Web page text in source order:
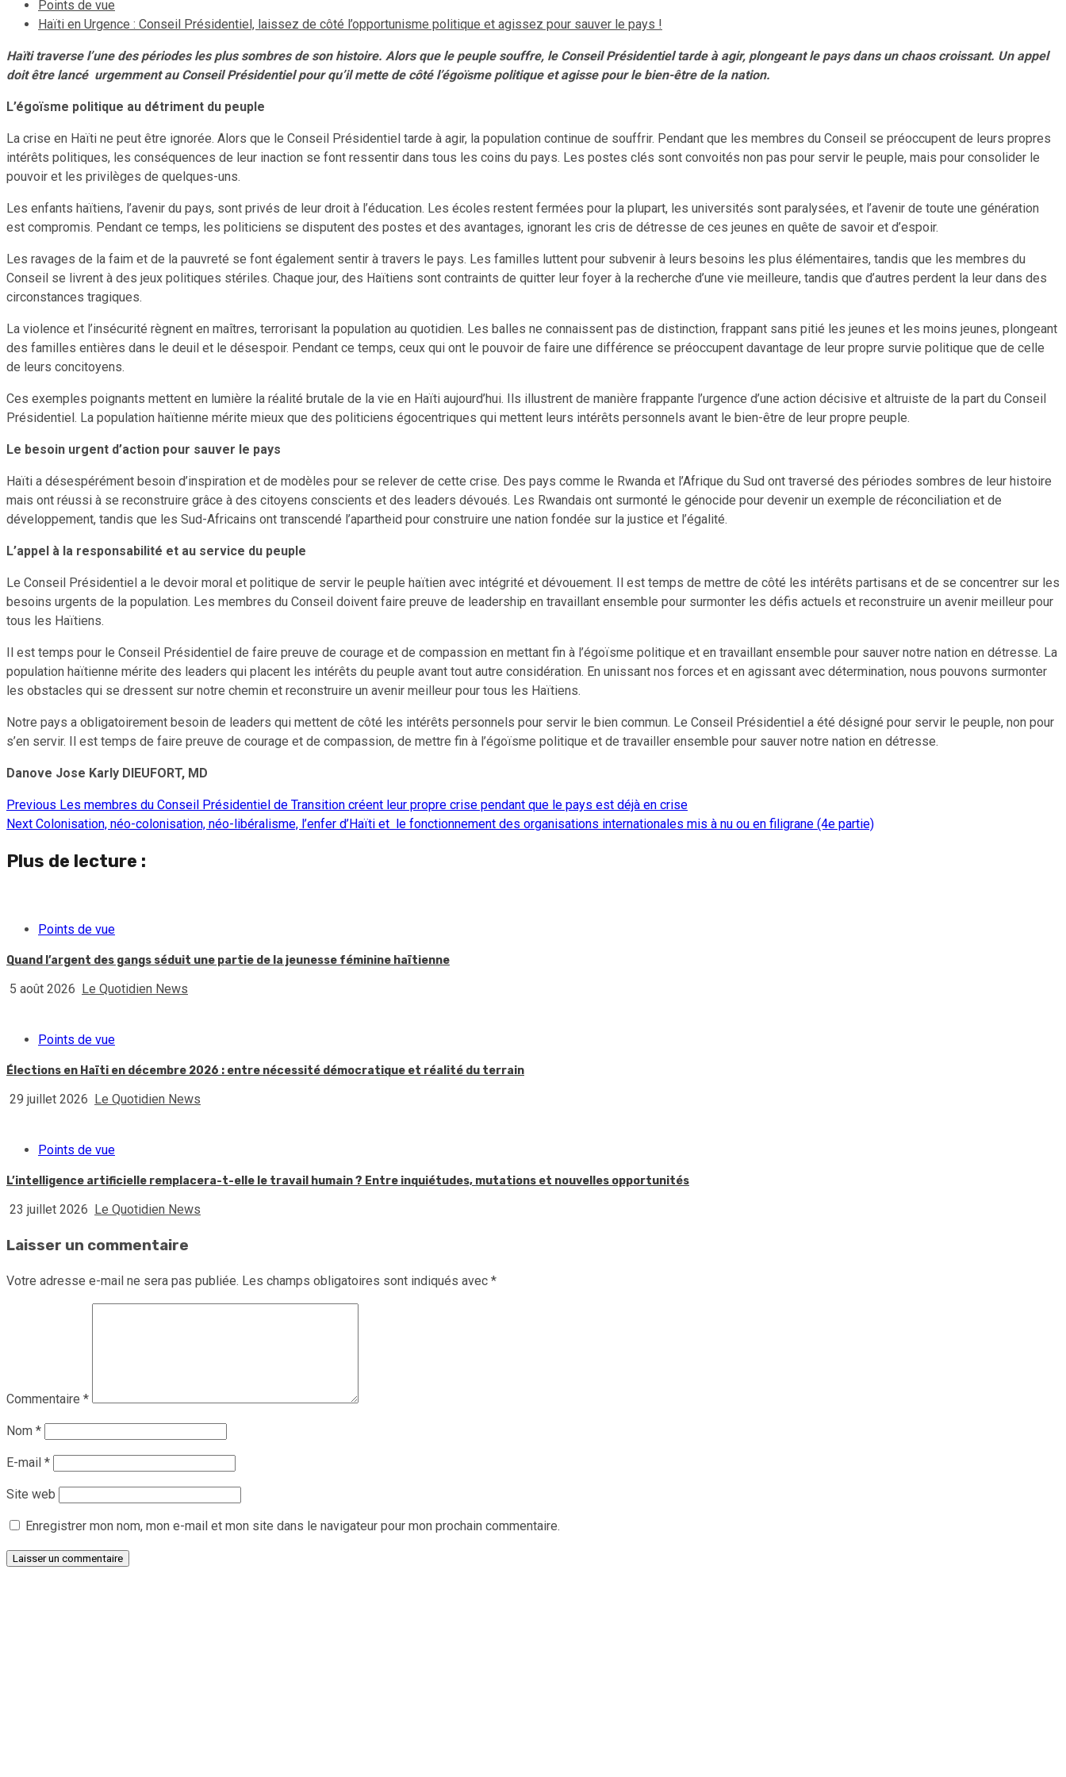
Points de vue
Haïti en Urgence : Conseil Présidentiel, laissez de côté l’opportunisme politique et agissez pour sauver le pays !
Haïti traverse l’une des périodes les plus sombres de son histoire. Alors que le peuple souffre, le Conseil Présidentiel tarde à agir, plongeant le pays dans un chaos croissant. Un appel
doit être lancé urgemment au Conseil Présidentiel pour qu’il mette de côté l’égoïsme politique et agisse pour le bien-être de la nation.
L’égoïsme politique au détriment du peuple
La crise en Haïti ne peut être ignorée. Alors que le Conseil Présidentiel tarde à agir, la population continue de souffrir. Pendant que les membres du Conseil se préoccupent de leurs propres
intérêts politiques, les conséquences de leur inaction se font ressentir dans tous les coins du pays. Les postes clés sont convoités non pas pour servir le peuple, mais pour consolider le
pouvoir et les privilèges de quelques-uns.
Les enfants haïtiens, l’avenir du pays, sont privés de leur droit à l’éducation. Les écoles restent fermées pour la plupart, les universités sont paralysées, et l’avenir de toute une génération
est compromis. Pendant ce temps, les politiciens se disputent des postes et des avantages, ignorant les cris de détresse de ces jeunes en quête de savoir et d’espoir.
Les ravages de la faim et de la pauvreté se font également sentir à travers le pays. Les familles luttent pour subvenir à leurs besoins les plus élémentaires, tandis que les membres du
Conseil se livrent à des jeux politiques stériles. Chaque jour, des Haïtiens sont contraints de quitter leur foyer à la recherche d’une vie meilleure, tandis que d’autres perdent la leur dans des
circonstances tragiques.
La violence et l’insécurité règnent en maîtres, terrorisant la population au quotidien. Les balles ne connaissent pas de distinction, frappant sans pitié les jeunes et les moins jeunes, plongeant
des familles entières dans le deuil et le désespoir. Pendant ce temps, ceux qui ont le pouvoir de faire une différence se préoccupent davantage de leur propre survie politique que de celle
de leurs concitoyens.
Ces exemples poignants mettent en lumière la réalité brutale de la vie en Haïti aujourd’hui. Ils illustrent de manière frappante l’urgence d’une action décisive et altruiste de la part du Conseil
Présidentiel. La population haïtienne mérite mieux que des politiciens égocentriques qui mettent leurs intérêts personnels avant le bien-être de leur propre peuple.
Le besoin urgent d’action pour sauver le pays
Haïti a désespérément besoin d’inspiration et de modèles pour se relever de cette crise. Des pays comme le Rwanda et l’Afrique du Sud ont traversé des périodes sombres de leur histoire
mais ont réussi à se reconstruire grâce à des citoyens conscients et des leaders dévoués. Les Rwandais ont surmonté le génocide pour devenir un exemple de réconciliation et de
développement, tandis que les Sud-Africains ont transcendé l’apartheid pour construire une nation fondée sur la justice et l’égalité.
L’appel à la responsabilité et au service du peuple
Le Conseil Présidentiel a le devoir moral et politique de servir le peuple haïtien avec intégrité et dévouement. Il est temps de mettre de côté les intérêts partisans et de se concentrer sur les
besoins urgents de la population. Les membres du Conseil doivent faire preuve de leadership en travaillant ensemble pour surmonter les défis actuels et reconstruire un avenir meilleur pour
tous les Haïtiens.
Il est temps pour le Conseil Présidentiel de faire preuve de courage et de compassion en mettant fin à l’égoïsme politique et en travaillant ensemble pour sauver notre nation en détresse. La
population haïtienne mérite des leaders qui placent les intérêts du peuple avant tout autre considération. En unissant nos forces et en agissant avec détermination, nous pouvons surmonter
les obstacles qui se dressent sur notre chemin et reconstruire un avenir meilleur pour tous les Haïtiens.
Notre pays a obligatoirement besoin de leaders qui mettent de côté les intérêts personnels pour servir le bien commun. Le Conseil Présidentiel a été désigné pour servir le peuple, non pour
s’en servir. Il est temps de faire preuve de courage et de compassion, de mettre fin à l’égoïsme politique et de travailler ensemble pour sauver notre nation en détresse.
Danove Jose Karly DIEUFORT, MD
Continue
Previous Les membres du Conseil Présidentiel de Transition créent leur propre crise pendant que le pays est déjà en crise
Next Colonisation, néo-colonisation, néo-libéralisme, l’enfer d’Haïti et le fonctionnement des organisations internationales mis à nu ou en filigrane (4e partie)
Plus de lecture :
Points de vue
Quand l’argent des gangs séduit une partie de la jeunesse féminine haïtienne
5 août 2026 Le Quotidien News
Points de vue
Élections en Haïti en décembre 2026 : entre nécessité démocratique et réalité du terrain
29 juillet 2026 Le Quotidien News
Points de vue
L’intelligence artificielle remplacera-t-elle le travail humain ? Entre inquiétudes, mutations et nouvelles opportunités
23 juillet 2026 Le Quotidien News
Laisser un commentaire
Votre adresse e-mail ne sera pas publiée. Les champs obligatoires sont indiqués avec *
Commentaire *
Nom *
E-mail *
Site web
Enregistrer mon nom, mon e-mail et mon site dans le navigateur pour mon prochain commentaire.